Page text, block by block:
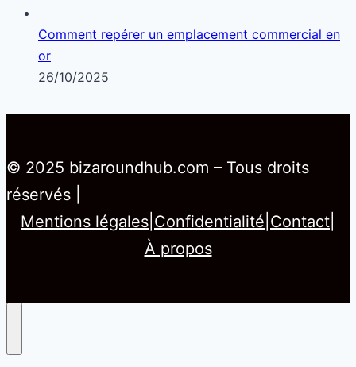
Comment repérer un emplacement commercial en
or
26/10/2025
© 2025 bizaroundhub.com – Tous droits
réservés |
Mentions légales Confidentialité Contact
À propos